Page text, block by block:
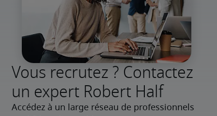
Vous recrutez ? Contactez
un expert Robert Half
Accédez à un large réseau de professionnels